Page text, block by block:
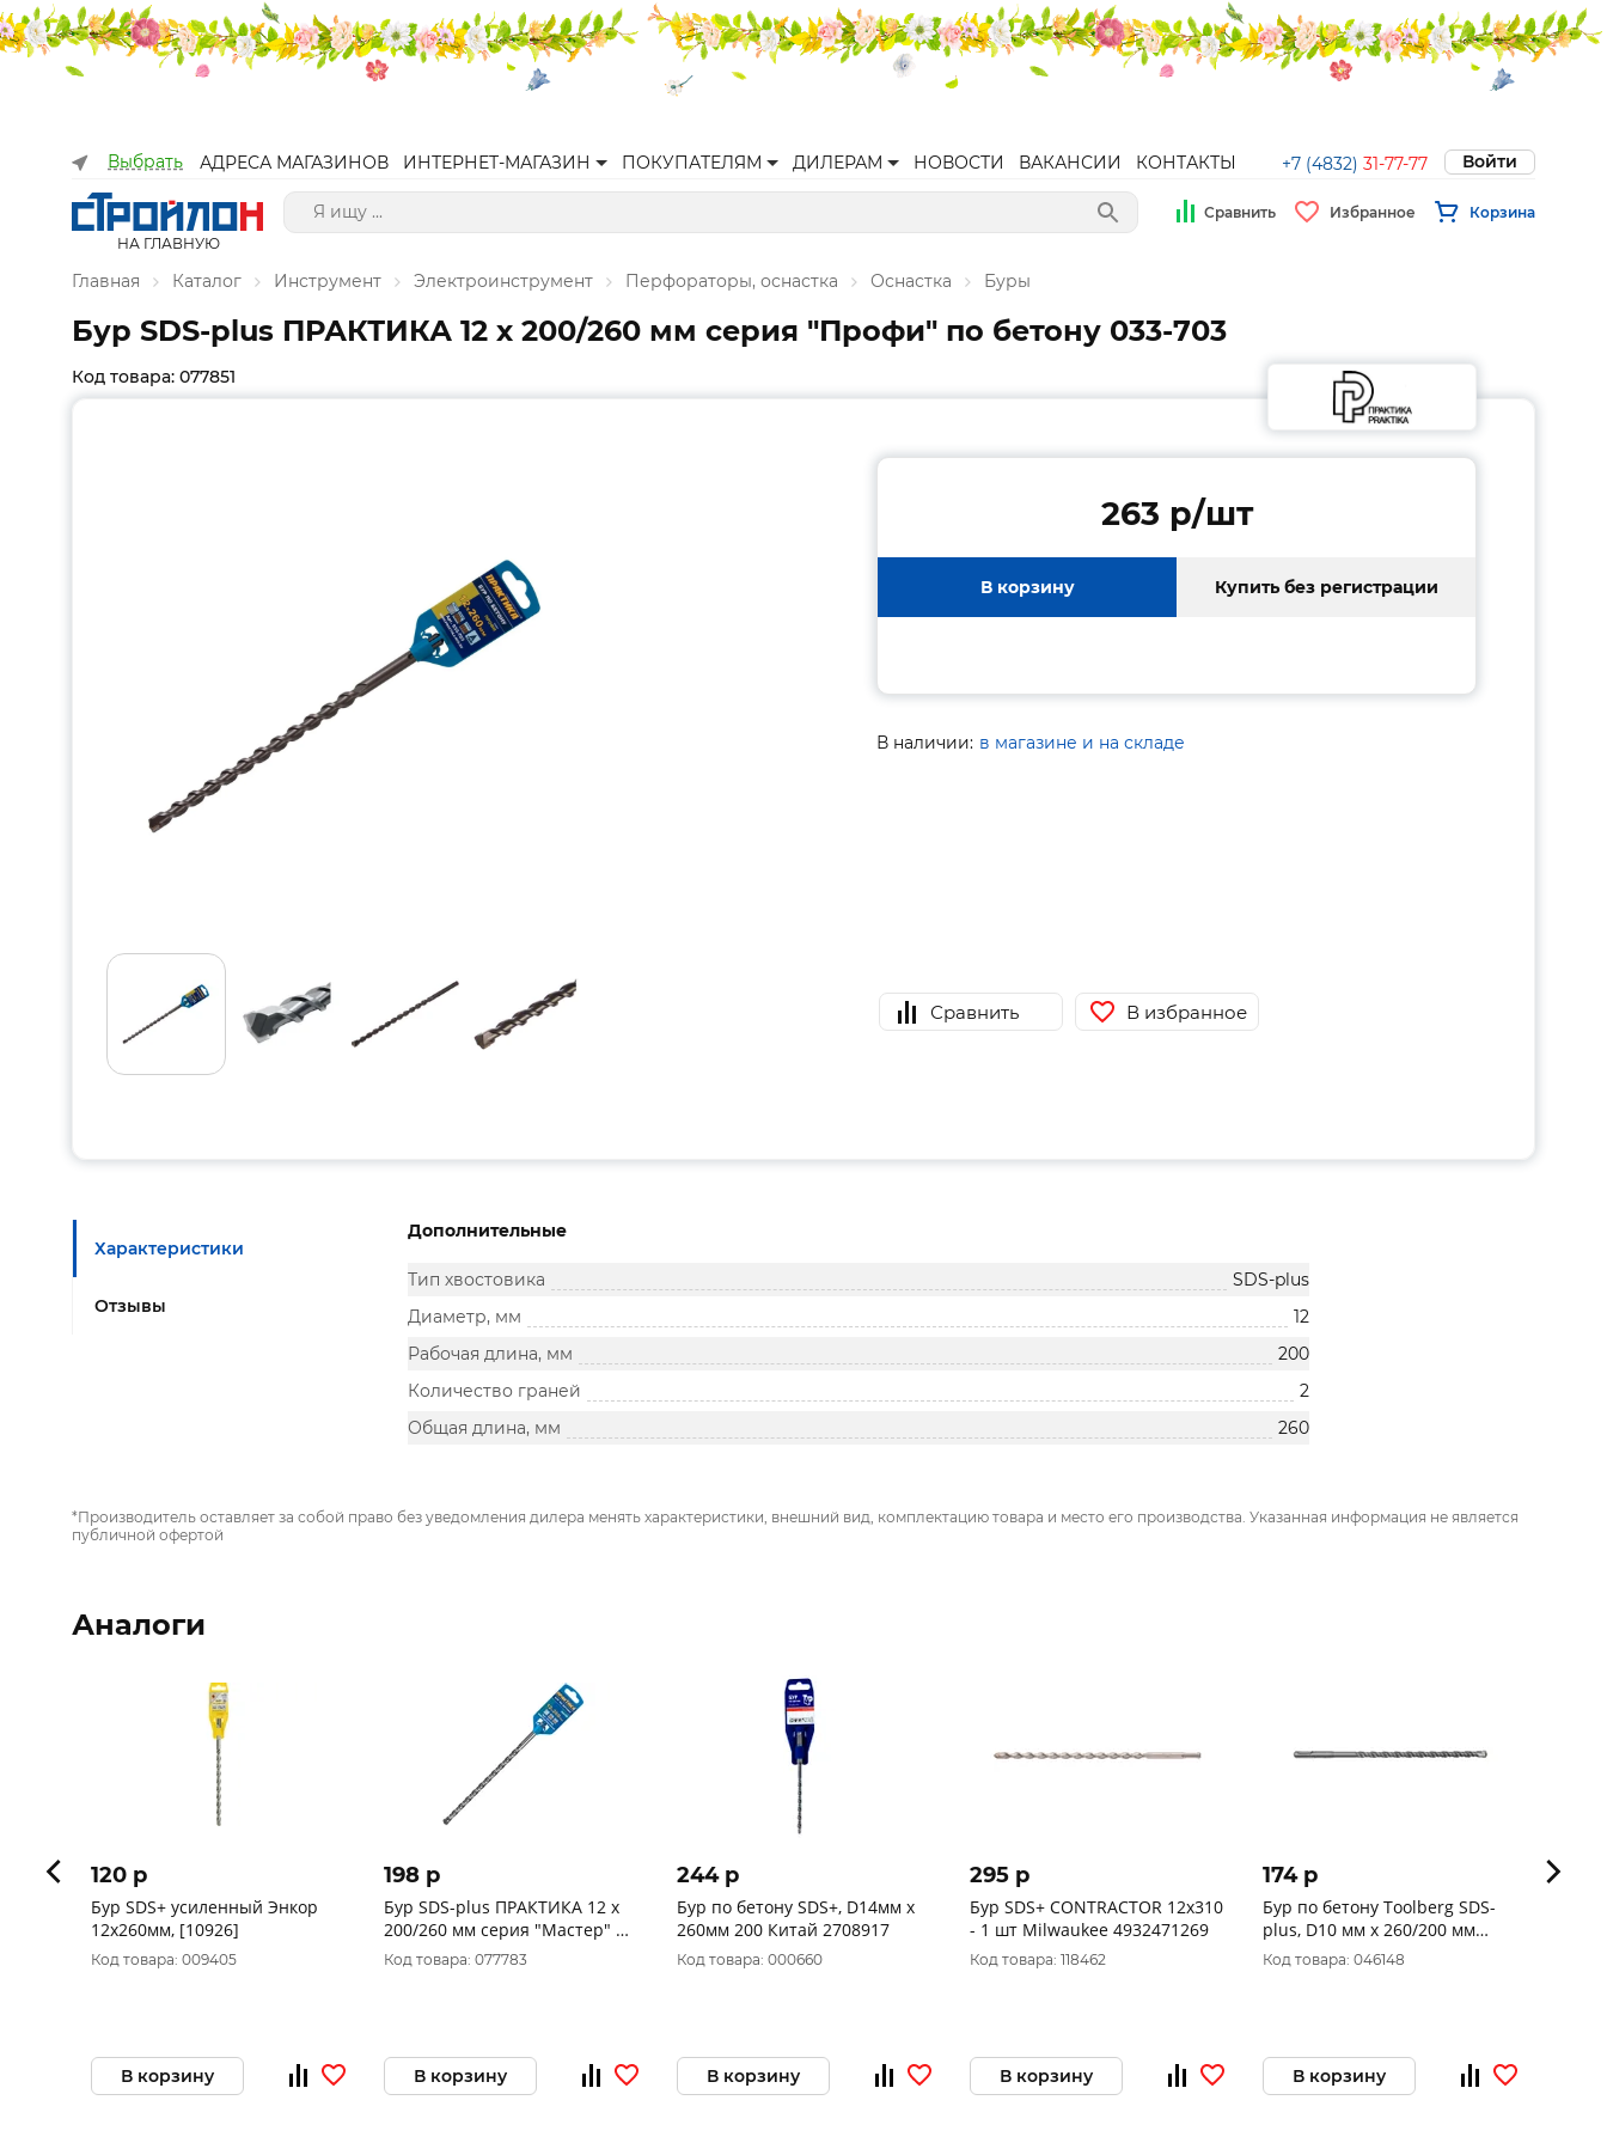
Выбрать АДРЕСА МАГАЗИНОВ ИНТЕРНЕТ-МАГАЗИН ПОКУПАТЕЛЯМ ДИЛЕРАМ НОВОСТИ ВАКАНСИИ КОНТАКТЫ +7 (4832) 31-77-77 Войти
НА ГЛАВНУЮ
Сравнить Избранное Корзина
Главная Каталог Инструмент Электроинструмент Перфораторы, оснастка Оснастка Буры
Бур SDS-plus ПРАКТИКА 12 х 200/260 мм серия "Профи" по бетону 033-703
Код товара: 077851
263 p/шт
В корзину Купить без регистрации
В наличии: в магазине и на складе
Сравнить В избранное
Характеристики
Отзывы
Дополнительные
Тип хвостовика
SDS-plus
Диаметр, мм
12
Рабочая длина, мм
200
Количество граней
2
Общая длина, мм
260
*Производитель оставляет за собой право без уведомления дилера менять характеристики, внешний вид, комплектацию товара и место его производства. Указанная информация не является
публичной офертой
Аналоги
120 p
Бур SDS+ усиленный Энкор
12x260мм, [10926]
Код товара: 009405
В корзину
198 p
Бур SDS-plus ПРАКТИКА 12 х
200/260 мм серия "Мастер" по
бетону 911-796
Код товара: 077783
В корзину
244 p
Бур по бетону SDS+, D14мм х
260мм 200 Китай 2708917
Код товара: 000660
В корзину
295 p
Бур SDS+ CONTRACTOR 12x310
- 1 шт Milwaukee 4932471269
Код товара: 118462
В корзину
174 p
Бур по бетону Toolberg SDS-
plus, D10 мм х 260/200 мм
2708931
Код товара: 046148
В корзину
300